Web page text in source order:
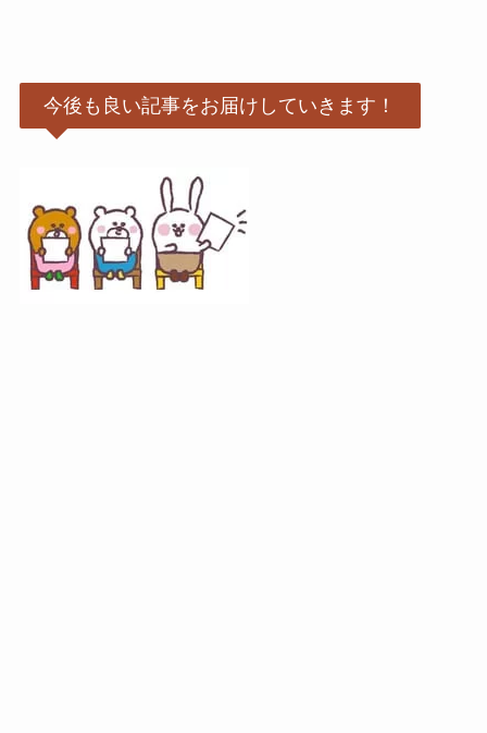
今後も良い記事をお届けしていきます！